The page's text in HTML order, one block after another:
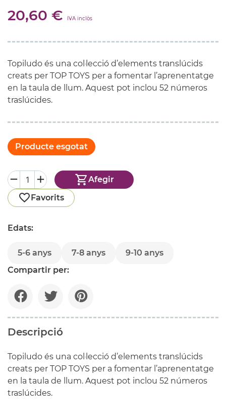
20,60 € IVA inclòs
Topiludo és una col·lecció d’elements translúcids
creats per TOP TOYS per a fomentar l’aprenentatge
en la taula de llum. Aquest pot inclou 52 números
traslúcides.
Producte esgotat
Afegir
Favorits
Edats:
5-6 anys 7-8 anys
9-10 anys
Compartir per:
Descripció
Topiludo és una col·lecció d’elements translúcids
creats per TOP TOYS per a fomentar l’aprenentatge
en la taula de llum. Aquest pot inclou 52 números
traslúcides.